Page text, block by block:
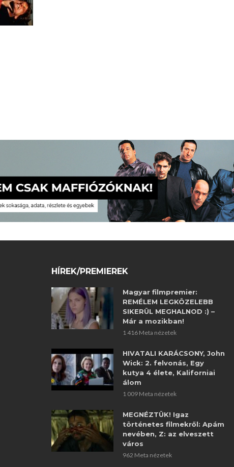
HÍREK/PREMIEREK
Magyar filmpremier:
REMÉLEM LEGKÖZELEBB
SIKERÜL MEGHALNOD :) –
Már a mozikban!
1 416 Meta nézetek
HIVATALI KARÁCSONY, John
Wick: 2. felvonás, Egy
kutya 4 élete, Kaliforniai
álom
1 009 Meta nézetek
MEGNÉZTÜK! Igaz
történetes filmekről: Apám
nevében, Z: az elveszett
város
962 Meta nézetek